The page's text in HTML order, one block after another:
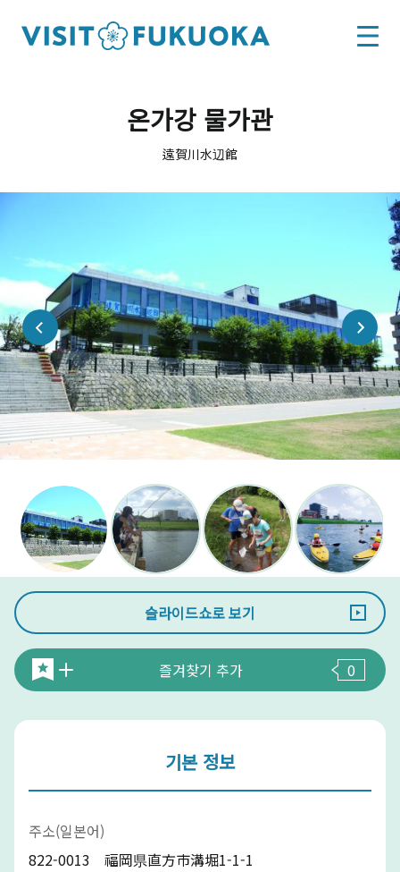
온가강 물가관
遠賀川水辺館
슬라이드쇼로 보기
즐겨찾기 추가 0
기본 정보
주소(일본어)
822-0013 福岡県直方市溝堀1-1-1